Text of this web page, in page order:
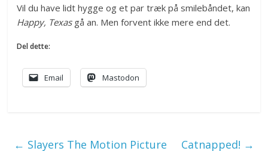
Vil du have lidt hygge og et par træk på smilebåndet, kan
Happy, Texasgå an. Men forvent ikke mere end det.
Del dette:
Email Mastodon
← Slayers The Motion Picture Catnapped! →